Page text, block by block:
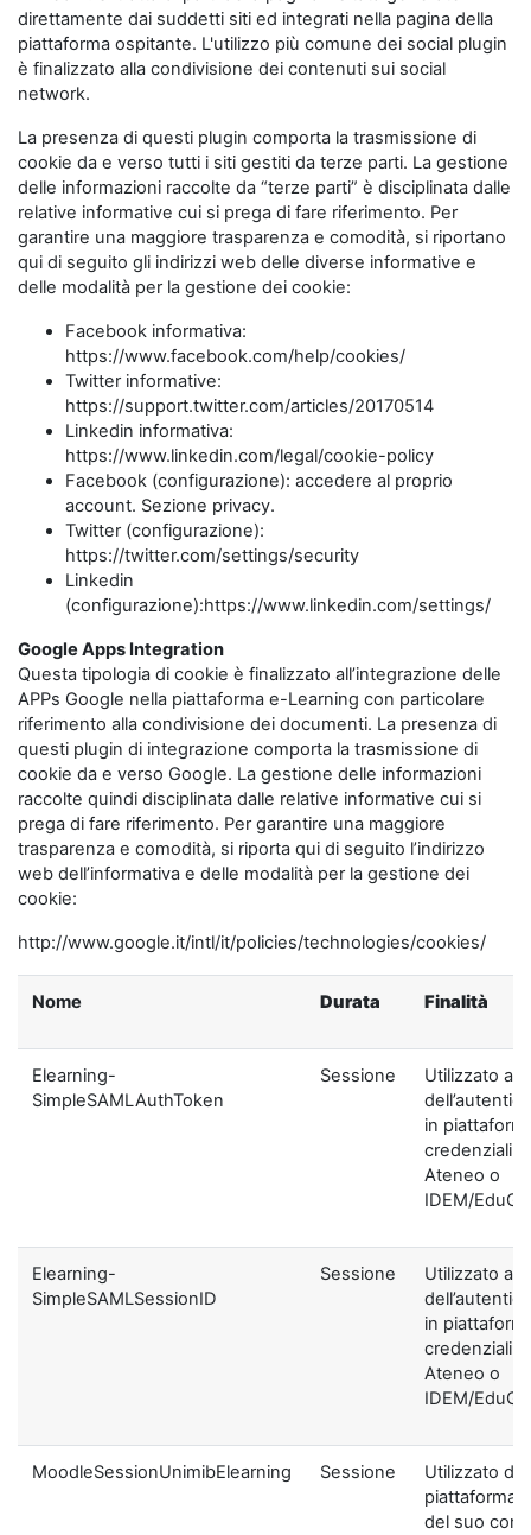
direttamente dai suddetti siti ed integrati nella pagina della
piattaforma ospitante. L'utilizzo più comune dei social plugin
è finalizzato alla condivisione dei contenuti sui social
network.
La presenza di questi plugin comporta la trasmissione di
cookie da e verso tutti i siti gestiti da terze parti. La gestione
delle informazioni raccolte da “terze parti” è disciplinata dalle
relative informative cui si prega di fare riferimento. Per
garantire una maggiore trasparenza e comodità, si riportano
qui di seguito gli indirizzi web delle diverse informative e
delle modalità per la gestione dei cookie:
Facebook informativa:
https://www.facebook.com/help/cookies/
Twitter informative:
https://support.twitter.com/articles/20170514
Linkedin informativa:
https://www.linkedin.com/legal/cookie-policy
Facebook (configurazione): accedere al proprio
account. Sezione privacy.
Twitter (configurazione):
https://twitter.com/settings/security
Linkedin
(configurazione):https://www.linkedin.com/settings/
Google Apps Integration
Questa tipologia di cookie è finalizzato all’integrazione delle
APPs Google nella piattaforma e-Learning con particolare
riferimento alla condivisione dei documenti. La presenza di
questi plugin di integrazione comporta la trasmissione di
cookie da e verso Google. La gestione delle informazioni
raccolte quindi disciplinata dalle relative informative cui si
prega di fare riferimento. Per garantire una maggiore
trasparenza e comodità, si riporta qui di seguito l’indirizzo
web dell’informativa e delle modalità per la gestione dei
cookie:
http://www.google.it/intl/it/policies/technologies/cookies/
Nome Durata Finalità
Elearning-
SimpleSAMLAuthToken
Sessione
Utilizzato ai
in
credenziali di
Ateneo o
IDEM/
Elearning-
SimpleSAMLSessionID
Sessione
Utilizzato ai
in
credenziali di
Ateneo o
IDEM/
MoodleSessionUnimibElearning Sessione
Utilizzato
piattaforma
del suo